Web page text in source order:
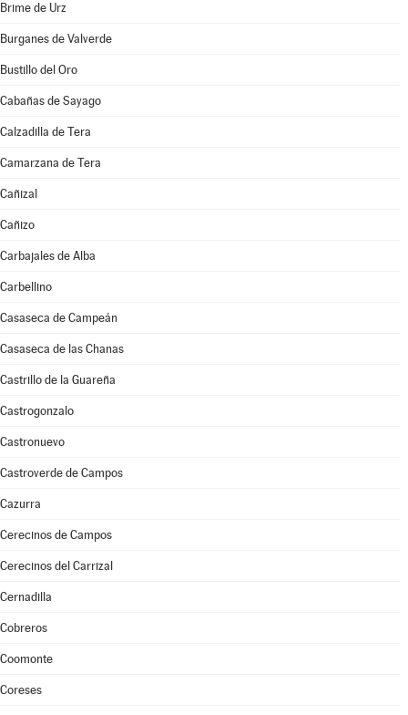
Brime de Urz
Burganes de Valverde
Bustillo del Oro
Cabañas de Sayago
Calzadilla de Tera
Camarzana de Tera
Cañizal
Cañizo
Carbajales de Alba
Carbellino
Casaseca de Campeán
Casaseca de las Chanas
Castrillo de la Guareña
Castrogonzalo
Castronuevo
Castroverde de Campos
Cazurra
Cerecinos de Campos
Cerecinos del Carrizal
Cernadilla
Cobreros
Coomonte
Coreses